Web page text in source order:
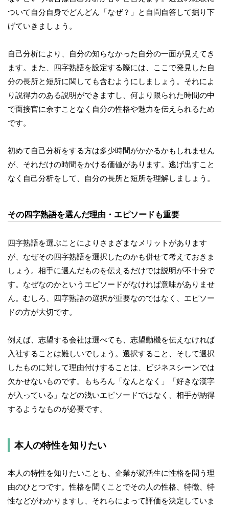
ついて自分自身でどんどん「なぜ？」と自問自答して掘り下
げていきましょう。
自己分析により、自分の知らなかった自分の一面が見えてき
ます。また、四字熟語を設定する際には、ここで発見した自
分の長所と短所に関しても含むようにしましょう。それによ
り説得力のある説明ができますし、何より限られた時間の中
で面接官に余すことなく自分の性格や魅力を伝えられるため
です。
初めて自己分析をする方は多少時間がかかるかもしれません
が、それだけの時間をかける価値があります。逃げ出すこと
なく自己分析をして、自分の長所と短所を理解しましょう。
その四字熟語を選んだ理由・エピソードも重要
四字熟語を選ぶことによりさまざまなメリットがあります
が、なぜその四字熟語を選択したのかも併せて考えておきま
しょう。相手に選んだものを伝えるだけでは説明が不十分で
す。なぜなのかというエピソードがなければ意味がありませ
ん。むしろ、四字熟語の選択が重要なのではなく、エピソー
ドの方が大切です。
例えば、志望する会社は選べても、志望動機を伝えなければ
入社することは難しいでしょう。選択すること、そして選択
したものに対して理由付けすることは、ビジネスシーンでは
欠かせないものです。もちろん「なんとなく」「好きな漢字
が入っている」などの浅いエピソードではなく、相手が納得
するようなものが必要です。
本人の特性を知りたい
本人の特性を知りたいことも、企業が就活生に性格を問う理
由のひとつです。性格を聞くことでその人の性格、特徴、特
性などがわかりますし、それらによって評価を決定していま